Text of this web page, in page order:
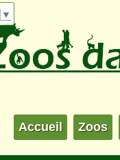
▼
Accueil Zoos